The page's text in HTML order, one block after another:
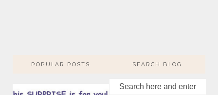
POPULAR POSTS SEARCH BLOG